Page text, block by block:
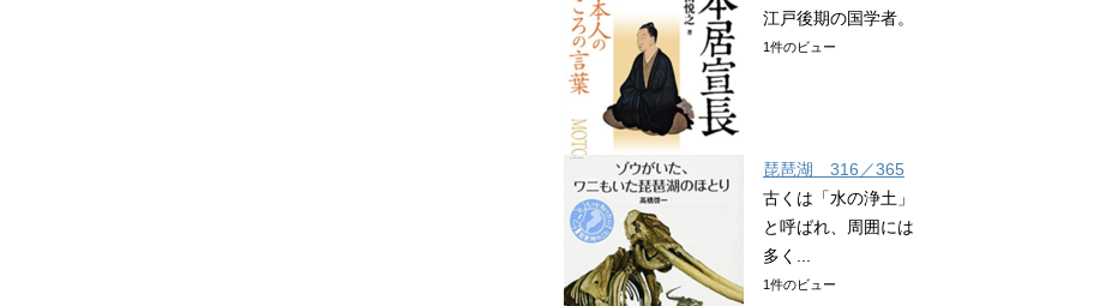
江戸後期の国学者。
1件のビュー
琵琶湖 316／365
古くは「水の浄土」
と呼ばれ、周囲には
多く...
1件のビュー